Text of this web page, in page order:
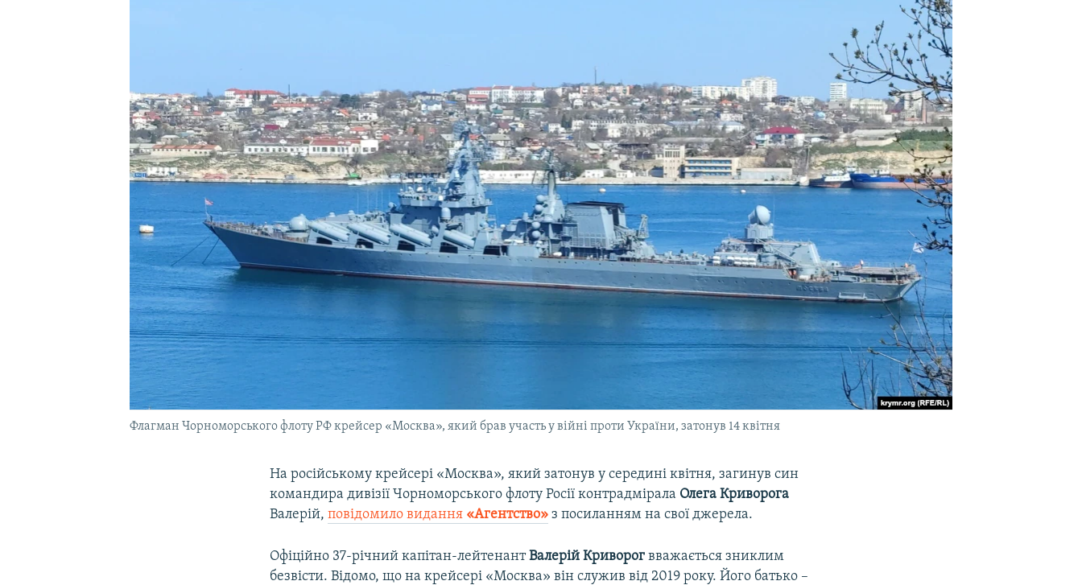
Флагман Чорноморського флоту РФ крейсер «Москва», який брав участь у війні проти України, затонув 14 квітня
На російському крейсері «Москва», який затонув у середині квітня, загинув син
командира дивізії Чорноморського флоту Росії контрадмірала Олега Криворога
Валерій,повідомило видання «Агентство» з посиланням на свої джерела.
Офіційно 37-річний капітан-лейтенантВалерій Криворог вважається зниклим
безвісти. Відомо, що на крейсері «Москва» він служив від 2019 року. Його батько –